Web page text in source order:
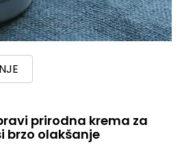
prirodna krema za
brzo olakšanje